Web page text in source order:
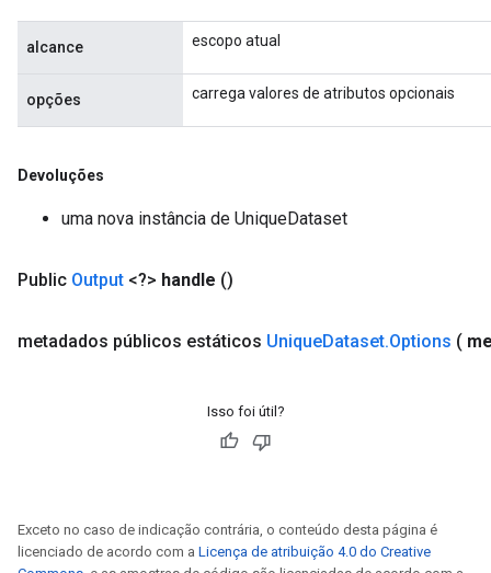
alcance escopo atual
opções carrega valores de atributos opcionais
Devoluções
uma nova instância de UniqueDataset
Public Output <?> handle ()
metadados públicos estáticos UniqueDataset.Options (
Isso foi útil?
Exceto no caso de indicação contrária, o conteúdo desta página é
licenciado de acordo com a Licença de atribuição 4.0 do Creative